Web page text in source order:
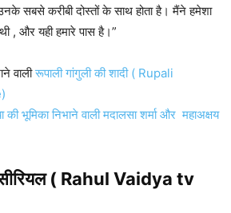
सबसे करीबी दोस्तों के साथ होता है। मैंने हमेशा
, और यही हमारे पास है।”
वालीरूपाली गांगुली की शादी ( Rupali
की भूमिका निभाने वाली मदालसा शर्मा और महाअक्षय
सीरियल ( Rahul Vaidya tv